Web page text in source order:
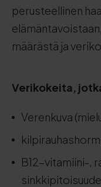
perusteellinen
määrästä ja
Verikokeita,
Verenkuva
B12-vitamiini-,